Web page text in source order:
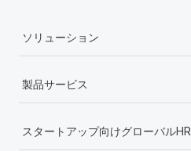
ソリューション
製品サービス
スタートアップ向けグローバルHR